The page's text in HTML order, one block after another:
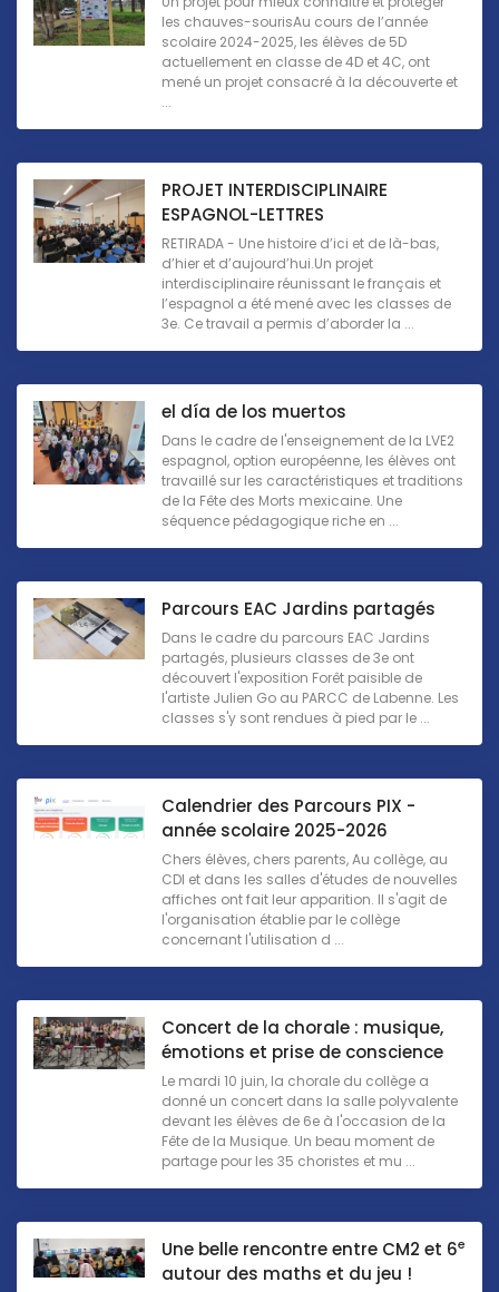
les chauves-sourisAu cours de l’année
scolaire 2024-2025, les élèves de 5D
actuellement en classe de 4D et 4C, ont
mené un projet consacré à la découverte et
...
PROJET INTERDISCIPLINAIRE
ESPAGNOL-LETTRES
RETIRADA - Une histoire d’ici et de là-bas,
d’hier et d’aujourd’hui.Un projet
interdisciplinaire réunissant le français et
l’espagnol a été mené avec les classes de
3e. Ce travail a permis d’aborder la ...
el día de los muertos
Dans le cadre de l'enseignement de la LVE2
espagnol, option européenne, les élèves ont
travaillé sur les caractéristiques et traditions
de la Fête des Morts mexicaine. Une
séquence pédagogique riche en ...
Parcours EAC Jardins partagés
Dans le cadre du parcours EAC Jardins
partagés, plusieurs classes de 3e ont
découvert l'exposition Forêt paisible de
l'artiste Julien Go au PARCC de Labenne. Les
classes s'y sont rendues à pied par le ...
Calendrier des Parcours PIX -
année scolaire 2025-2026
Chers élèves, chers parents, Au collège, au
CDI et dans les salles d'études de nouvelles
affiches ont fait leur apparition. Il s'agit de
l'organisation établie par le collège
concernant l'utilisation d ...
Concert de la chorale : musique,
émotions et prise de conscience
Le mardi 10 juin, la chorale du collège a
donné un concert dans la salle polyvalente
devant les élèves de 6e à l'occasion de la
Fête de la Musique. Un beau moment de
partage pour les 35 choristes et mu ...
Une belle rencontre entre CM2 et 6e
autour des maths et du jeu !